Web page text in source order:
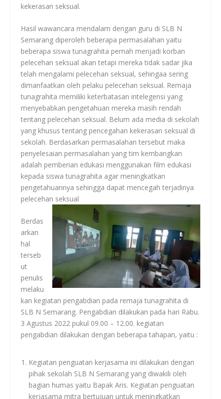
kekerasan seksual.
Hasil wawancara mendalam dengan guru di SLB N
Semarang diperoleh beberapa permasalahan yaitu
beberapa siswa tunagrahita pernah menjadi korban
pelecehan seksual akan tetapi mereka tidak sadar jika
telah mengalami pelecehan seksual, sehingaa sering
dimanfaatkan oleh pelaku pelecehan seksual. Remaja
tunagrahita memiliki keterbatasan intelegensi yang
menyebabkan pengetahuan mereka masih rendah
tentang pelecehan seksual. Belum ada media di sekolah
yang khusus tentang pencegahan kekerasan seksual di
sekolah. Berdasarkan permasalahan tersebut maka
penyelesaian permasalahan yang tim kembangkan
adalah pemberian edukasi menggunakan film edukasi
kepada siswa tunagrahita agar meningkatkan
pengetahuannya sehingga dapat mencegah terjadinya
pelecehan seksual
Berdas
arkan
hal
terseb
ut
penulis
melaku
kan kegiatan pengabdian pada remaja tunagrahita di
SLB N Semarang. Pengabdian dilakukan pada hari Rabu.
3 Agustus 2022 pukul 09.00 – 12.00. kegiatan
pengabdian dilakukan dengan beberapa tahapan, yaitu :
Kegiatan penguatan kerjasama ini dilakukan dengan
pihak sekolah SLB N Semarang yang diwakili oleh
bagian humas yaitu Bapak Aris. Kegiatan penguatan
kerjasama mitra bertujuan untuk meningkatkan